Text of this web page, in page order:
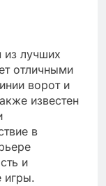
из лучших
отличными
ворот и
известен
в
и
игры.